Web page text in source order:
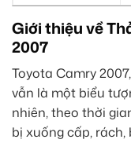
Giới thiệu về
2007
Toyota Camry
vẫn là một biểu
nhiên, theo thời
bị xuống cấp,